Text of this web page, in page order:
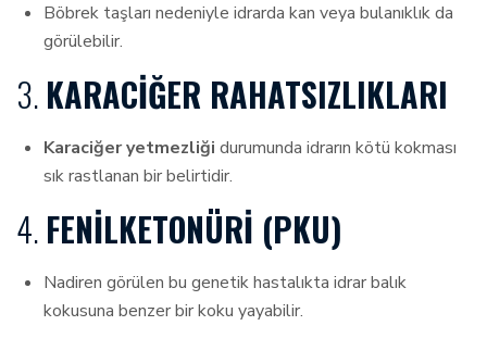
Böbrek taşları nedeniyle idrarda kan veya bulanıklık da
görülebilir.
3. KARACIĞER RAHATSIZLIKLARI
Karaciğer yetmezliği durumunda idrarın kötü kokması
sık rastlanan bir belirtidir.
4. FENILKETONÜRI (PKU)
Nadiren görülen bu genetik hastalıkta idrar balık
kokusuna benzer bir koku yayabilir.